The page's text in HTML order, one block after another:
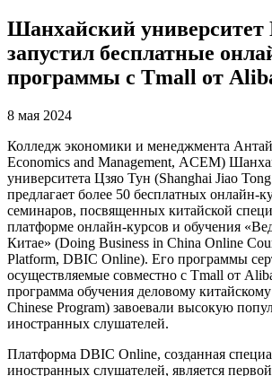
Шанхайский университет
запустил бесплатные
программы с Tmall от
8 мая 2024
Колледж экономики и менеджмента
Economics and Management, ACEM)
университета Цзяо Тун (Shanghai Jiao
предлагает более 50 бесплатных онлайн-
семинаров, посвященных китайской
платформе онлайн-курсов и обучения
Китае» (Doing Business in China Online
Platform, DBIC Online). Его программы
осуществляемые совместно с Tmall от
программа обучения деловому
Chinese Program) завоевали высокую
иностранных слушателей.
Платформа DBIC Online, созданная
иностранных слушателей, является